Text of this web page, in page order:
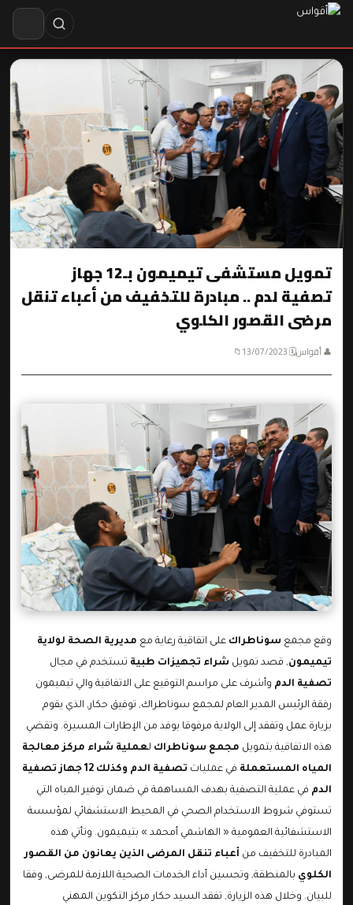
تمويل مستشفى تيميمون بـ12 جهاز
تصفية لدم .. مبادرة للتخفيف من أعباء تنقل
مرضى القصور الكلوي
👤 أقواس🗓 13/07/2023
📁
وقع مجمع سوناطراك على اتفاقية رعاية مع مديرية الصحة لولاية
تيميمون, قصد تمويل شراء تجهيزات طبية تستخدم في مجال
تصفية الدم وأشرف على مراسم التوقيع على الاتفاقية والي تيميمون
رفقة الرئيس المدير العام لمجمع سوناطراك, توفيق حكار, الذي يقوم
بزيارة عمل وتفقد إلى الولاية مرفوقا بوفد من الإطارات المسيرة. وتقضي
هذه الاتفاقية بتمويل مجمع سوناطراك لعملية شراء مركز معالجة
المياه المستعملة في عمليات
تصفية الدم وكذلك 12 جهاز تصفية
الدم في عملية التصفية بهدف المساهمة في ضمان توفير المياه التي
تستوفي شروط الاستخدام الصحي في المحيط الاستشفائي لمؤسسة
الاستشفائية العمومية « الهاشمي أمحمد » بتيميمون. وتأتي هذه
المبادرة للتخفيف من أعباء تنقل المرضى الذين يعانون من القصور
الكلوي بالمنطقة, وتحسين أداء الخدمات الصحية اللازمة للمرضى, وفقا
للبيان. وخلال هذه الزيارة, تفقد السيد حكار مركز التكوين المهني